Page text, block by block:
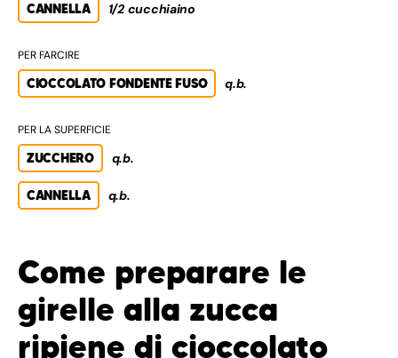
CANNELLA 1/2 cucchiaino
PER FARCIRE
CIOCCOLATO FONDENTE FUSO q.b.
PER LA SUPERFICIE
ZUCCHERO q.b.
CANNELLA q.b.
Come preparare le
girelle alla zucca
ripiene di cioccolato